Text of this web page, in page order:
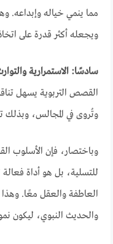
مما ينمي خياله وإبداعه.
ويجعله أكثر قدرة على
سادسًا: الاستمرارية
القصص التربوية يسهل
وتُروى في المجالس،
وباختصار، فإن الأسلوب
للتسلية، بل هو أداة
العاطفة والعقل معًا. وهذا
والحديث النبوي، ليكون